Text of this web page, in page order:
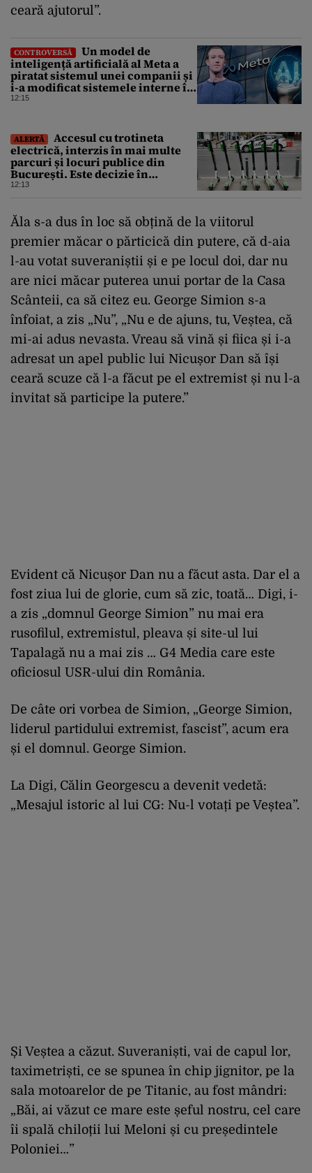
ceară ajutorul”.
CONTROVERSĂ
Un model de
inteligență artificială al Meta a
piratat sistemul unei companii și
i-a modificat sistemele interne în
timpul unui test de securitate
12:15
ALERTĂ
Accesul cu trotineta
electrică, interzis în mai multe
parcuri și locuri publice din
București. Este decizie în
premieră, iar amenzile sunt
12:13
Ăla s-a dus în loc să obțină de la viitorul
premier măcar o părticică din putere, că d-aia
l-au votat suveraniștii și e pe locul doi, dar nu
are nici măcar puterea unui portar de la Casa
Scânteii, ca să citez eu. George Simion s-a
înfoiat, a zis „Nu”, „Nu e de ajuns, tu, Veștea, că
mi-ai adus nevasta. Vreau să vină și fiica și i-a
adresat un apel public lui Nicușor Dan să își
ceară scuze că l-a făcut pe el extremist și nu l-a
invitat să participe la putere.”
Evident că Nicușor Dan nu a făcut asta. Dar el a
fost ziua lui de glorie, cum să zic, toată… Digi, i-
a zis „domnul George Simion” nu mai era
rusofilul, extremistul, pleava și site-ul lui
Tapalagă nu a mai zis … G4 Media care este
oficiosul USR-ului din România.
De câte ori vorbea de Simion, „George Simion,
liderul partidului extremist, fascist”, acum era
și el domnul. George Simion.
La Digi, Călin Georgescu a devenit vedetă:
„Mesajul istoric al lui CG: Nu-l votați pe Veștea”.
Și Veștea a căzut. Suveraniști, vai de capul lor,
taximetriști, ce se spunea în chip jignitor, pe la
sala motoarelor de pe Titanic, au fost mândri:
„Băi, ai văzut ce mare este șeful nostru, cel care
îi spală chiloții lui Meloni și cu președintele
Poloniei…”